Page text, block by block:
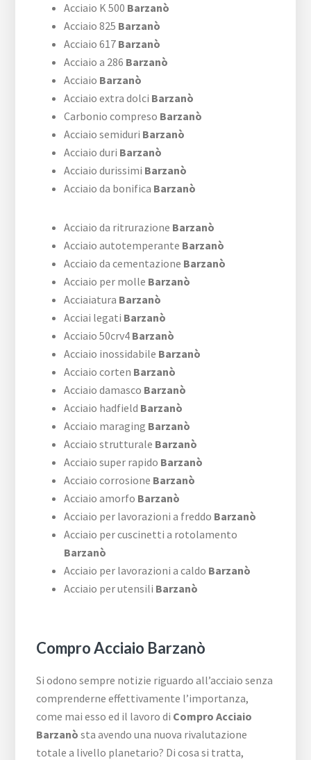
Acciaio K 500 Barzanò
Acciaio 825 Barzanò
Acciaio 617 Barzanò
Acciaio a 286 Barzanò
Acciaio Barzanò
Acciaio extra dolci Barzanò
Carbonio compreso Barzanò
Acciaio semiduri Barzanò
Acciaio duri Barzanò
Acciaio durissimi Barzanò
Acciaio da bonifica Barzanò
Acciaio da ritrurazione Barzanò
Acciaio autotemperante Barzanò
Acciaio da cementazione Barzanò
Acciaio per molle Barzanò
Acciaiatura Barzanò
Acciai legati Barzanò
Acciaio 50crv4 Barzanò
Acciaio inossidabile Barzanò
Acciaio corten Barzanò
Acciaio damasco Barzanò
Acciaio hadfield Barzanò
Acciaio maraging Barzanò
Acciaio strutturale Barzanò
Acciaio super rapido Barzanò
Acciaio corrosione Barzanò
Acciaio amorfo Barzanò
Acciaio per lavorazioni a freddo Barzanò
Acciaio per cuscinetti a rotolamento
Barzanò
Acciaio per lavorazioni a caldo Barzanò
Acciaio per utensili Barzanò
Compro Acciaio Barzanò
Si odono sempre notizie riguardo all’acciaio senza
comprenderne effettivamente l’importanza,
come mai esso ed il lavoro di Compro Acciaio
Barzanò sta avendo una nuova rivalutazione
totale a livello planetario? Di cosa si tratta,